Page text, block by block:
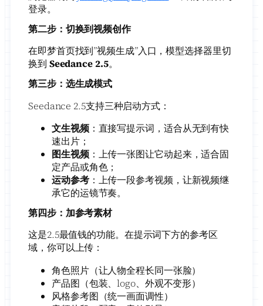
登录。
第二步：切换到视频创作
在即梦首页找到”视频生成”入口，模型选择器里切
换到 Seedance 2.5。
第三步：选生成模式
Seedance 2.5支持三种启动方式：
文生视频：直接写提示词，适合从无到有快
速出片；
图生视频：上传一张图让它动起来，适合固
定产品或角色；
运动参考：上传一段参考视频，让新视频继
承它的运镜节奏。
第四步：加参考素材
这是2.5最值钱的功能。在提示词下方的参考区
域，你可以上传：
角色照片（让人物全程长同一张脸）
产品图（包装、logo、外观不变形）
风格参考图（统一画面调性）